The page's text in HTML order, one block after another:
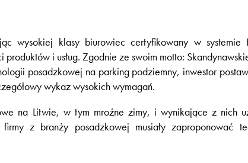
wysokiej klasy biurowiec certyfikowany w
i usług. Zgodnie ze swoim motto:
posadzkowej na parking podziemny, inwestor
wykaz wysokich wymagań.
na Litwie, w tym mroźne zimy, i wynikające z nich
firmy z branży posadzkowej musiały zaproponować